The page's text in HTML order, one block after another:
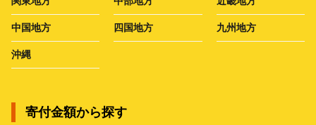
中国地方 四国地方 九州地方
沖縄
寄付金額から探す